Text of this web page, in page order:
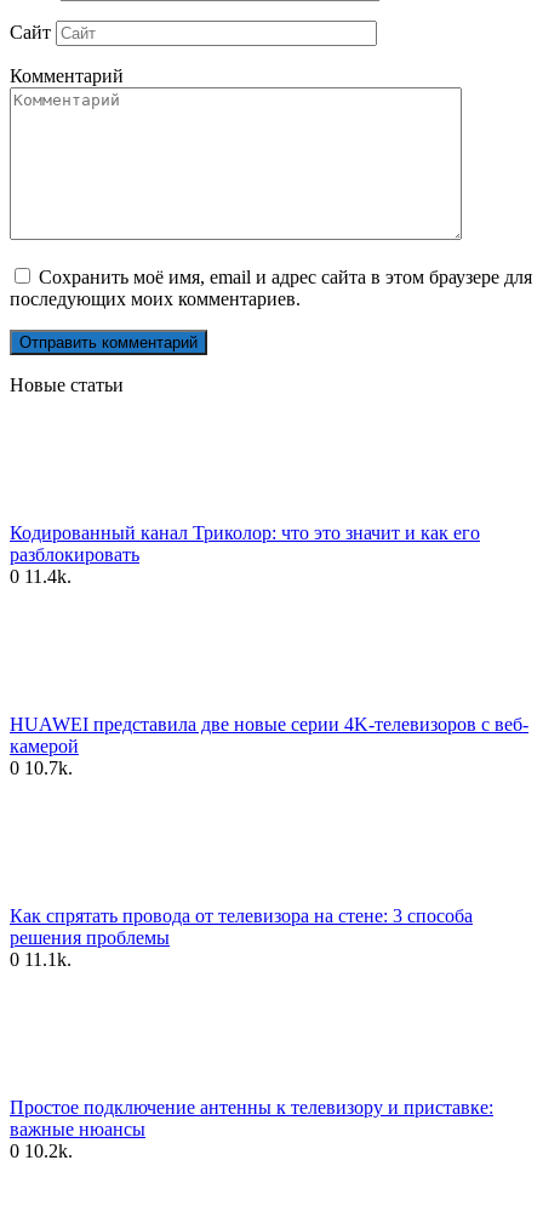
Сайт
Комментарий
Сохранить моё имя, email и адрес сайта в этом браузере для
последующих моих комментариев.
Новые статьи
Кодированный канал Триколор: что это значит и как его
разблокировать
0 11.4k.
HUAWEI представила две новые серии 4K-телевизоров с веб-
камерой
0 10.7k.
Как спрятать провода от телевизора на стене: 3 способа
решения проблемы
0 11.1k.
Простое подключение антенны к телевизору и приставке:
важные нюансы
0 10.2k.